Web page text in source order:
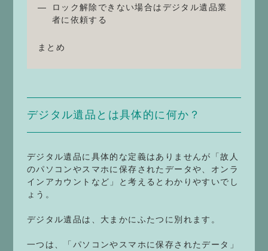
ロック解除できない場合はデジタル遺品業
者に依頼する
まとめ
デジタル遺品とは具体的に何か？
デジタル遺品に具体的な定義はありませんが「故人
のパソコンやスマホに保存されたデータや、オンラ
インアカウントなど」と考えるとわかりやすいでし
ょう。
デジタル遺品は、大まかにふたつに別れます。
一つは、「パソコンやスマホに保存されたデータ」